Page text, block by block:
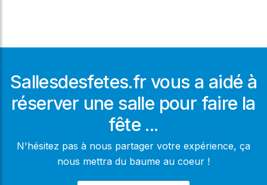
Sallesdesfetes.fr vous a aidé à
réserver une salle pour faire la
fête ...
N'hésitez pas à nous partager votre expérience, ça
nous mettra du baume au coeur !